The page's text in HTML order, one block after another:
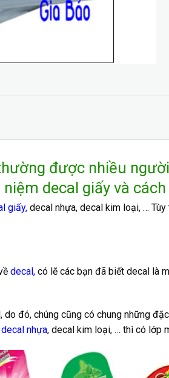
được nhiều
decal giấy và
giấy, decal nhựa, decal kim loại, …
decal , có lẽ các bạn đã biết decal là
đó, chúng cũng có chung những
decal nhựa, decal kim loại, … thì có lớp